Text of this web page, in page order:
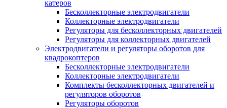
катеров
Бесколлекторные электродвигатели
Коллекторные электродвигатели
Регуляторы для бесколлекторных двигателей
Регуляторы для коллекторных двигателей
Электродвигатели и регуляторы оборотов для
квадрокоптеров
Бесколлекторные электродвигатели
Коллекторные электродвигатели
Комплекты бесколлекторных двигателей и
регуляторов оборотов
Регуляторы оборотов